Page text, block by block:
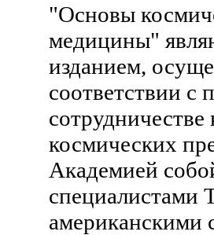
"Основы
медицины"
изданием,
соответствии с
сотрудничестве
космических
Академией
специалистами
американскими